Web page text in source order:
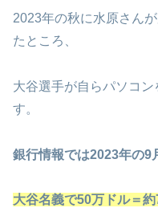
2023年の秋に水原さん
たところ、
大谷選手が自らパソコ
す。
銀行情報では2023年の9
大谷名義で50万ドル＝